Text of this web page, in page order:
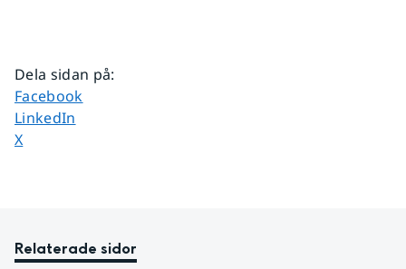
Dela sidan på:
Dela sidan på
Facebook
Dela sidan på
LinkedIn
Dela sidan på
X
Relaterade sidor